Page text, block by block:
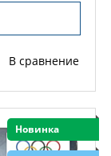
В сравнение
Новинка